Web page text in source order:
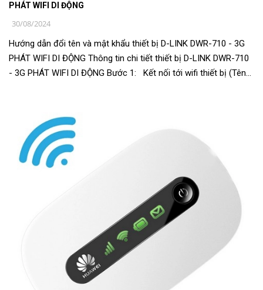
PHÁT WIFI DI ĐỘNG
30/08/2024
Hướng dẫn đổi tên và mật khẩu thiết bị D-LINK DWR-710 - 3G
PHÁT WIFI DI ĐỘNG Thông tin chi tiết thiết bị D-LINK DWR-710
- 3G PHÁT WIFI DI ĐỘNG Bước 1: Kết nối tới wifi thiết bị (Tên